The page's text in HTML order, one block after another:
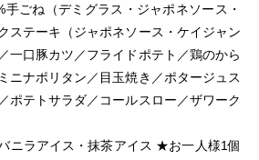
ごね（デミグラス・ジャポネソース・
ステーキ（ジャポネソース・ケイジャン
一口豚カツ／フライドポテト／鶏のから
ニナポリタン／目玉焼き／ポタージュス
ポテトサラダ／コールスロー／ザワーク
ニラアイス・抹茶アイス ★お一人様1個